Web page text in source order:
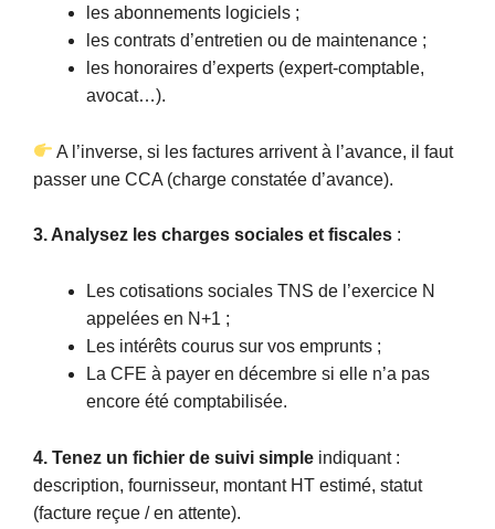
les abonnements logiciels ;
les contrats d’entretien ou de maintenance ;
les honoraires d’experts (expert-comptable,
avocat…).
A l’inverse, si les factures arrivent à l’avance, il faut
passer une CCA (charge constatée d’avance).
3. Analysez les charges sociales et fiscales :
Les cotisations sociales TNS de l’exercice N
appelées en N+1 ;
Les intérêts courus sur vos emprunts ;
La CFE à payer en décembre si elle n’a pas
encore été comptabilisée.
4. Tenez un fichier de suivi simple indiquant :
description, fournisseur, montant HT estimé, statut
(facture reçue / en attente).